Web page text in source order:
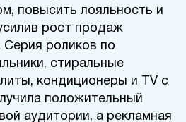
повысить лояльность и
рост продаж
Серия роликов по
стиральные
кондиционеры и TV с
положительный
аудитории, а рекламная